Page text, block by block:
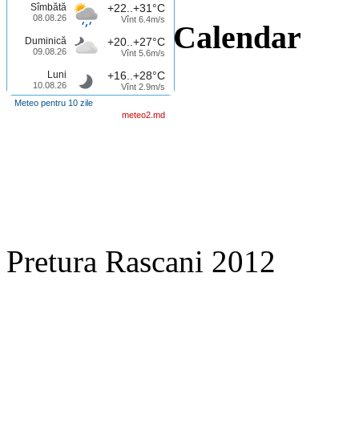
Sîmbătă
08.08.26
+22..+31°C
Vînt 6.4m/s
Duminică
09.08.26
+20..+27°C
Vînt 5.6m/s
Luni
10.08.26
+16..+28°C
Vînt 2.9m/s
Meteo pentru 10 zile
meteo2.md
Calendar
Pretura Rascani 2012